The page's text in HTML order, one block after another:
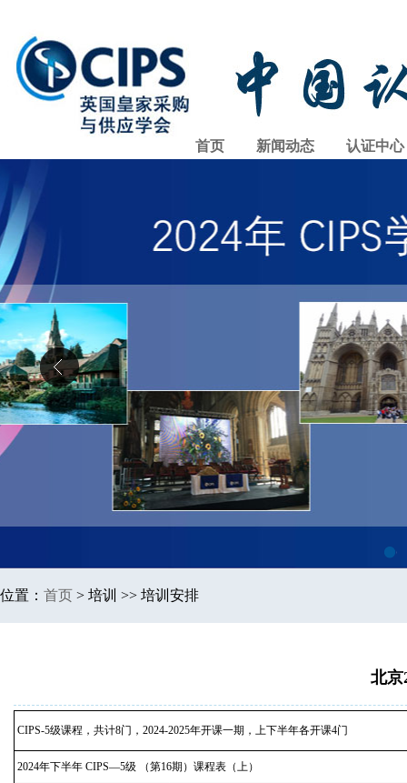
首页 新闻动态 认证中心
1
位置： 首页 > 培训 >> 培训安排
北京
CIPS-5级课程，共计8门，2024-2025年开课一期，上下半年各开课4门
2024年下半年 CIPS—5级 （第16期）课程表（上）